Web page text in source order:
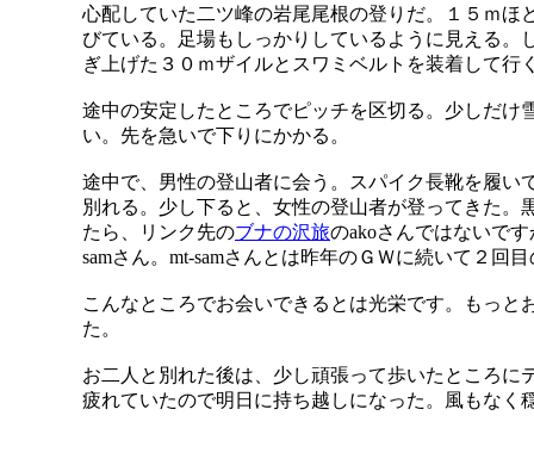
心配していた二ツ峰の岩尾尾根の登りだ。１５ｍ
びている。足場もしっかりしているように見える
ぎ上げた３０ｍザイルとスワミベルトを装着して行
途中の安定したところでピッチを区切る。少しだ
い。先を急いで下りにかかる。
途中で、男性の登山者に会う。スパイク長靴を履
別れる。少し下ると、女性の登山者が登ってきた
たら、リンク先のブナの沢旅のakoさんではないで
samさん。mt-samさんとは昨年のＧＷに続いて２回
こんなところでお会いできるとは光栄です。もっ
た。
お二人と別れた後は、少し頑張って歩いたところ
疲れていたので明日に持ち越しになった。風もなく